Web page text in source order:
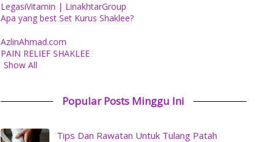
LegasiVitamin | LinakhtarGroup
Apa yang best Set Kurus Shaklee?
AzlinAhmad.com
PAIN RELIEF SHAKLEE
Show All
Popular Posts Minggu Ini
Tips Dan Rawatan Untuk Tulang Patah